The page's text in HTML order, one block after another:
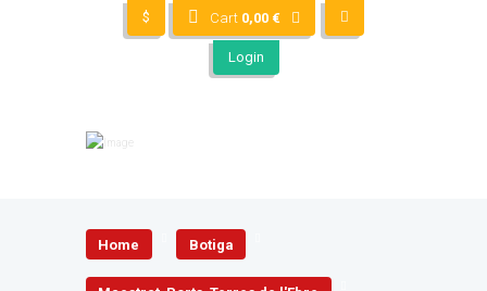
$ Cart 0,00 €
Login
Home Botiga